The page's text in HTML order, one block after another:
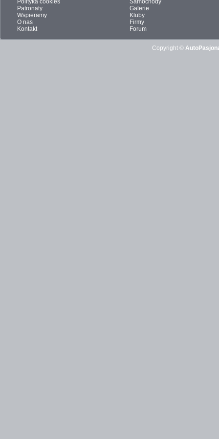
Polityka cookies
Patronaty
Wspieramy
O nas
Kontakt
Samochody
Galerie
Kluby
Firmy
Forum
Copyright ©